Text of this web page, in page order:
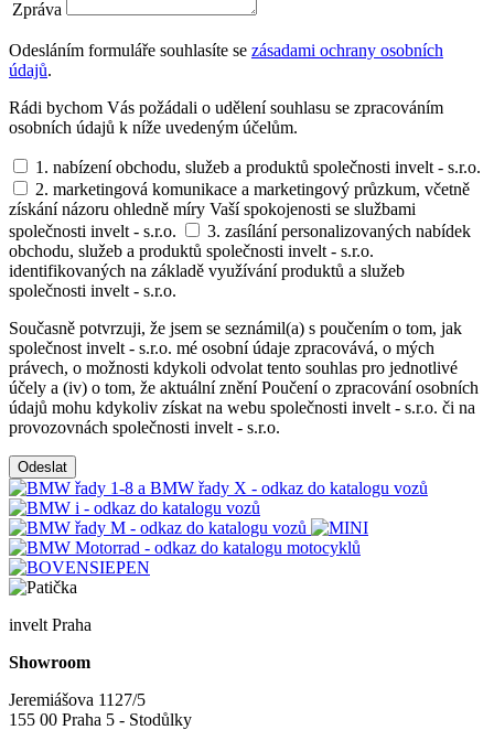
Zpráva
Odesláním formuláře souhlasíte se zásadami ochrany osobních
údajů.
Rádi bychom Vás požádali o udělení souhlasu se zpracováním
osobních údajů k níže uvedeným účelům.
1. nabízení obchodu, služeb a produktů společnosti invelt - s.r.o.
2. marketingová komunikace a marketingový průzkum, včetně
získání názoru ohledně míry Vaší spokojenosti se službami
společnosti invelt - s.r.o.
3. zasílání personalizovaných nabídek
obchodu, služeb a produktů společnosti invelt - s.r.o.
identifikovaných na základě využívání produktů a služeb
společnosti invelt - s.r.o.
Současně potvrzuji, že jsem se seznámil(a) s poučením o tom, jak
společnost invelt - s.r.o. mé osobní údaje zpracovává, o mých
právech, o možnosti kdykoli odvolat tento souhlas pro jednotlivé
účely a (iv) o tom, že aktuální znění Poučení o zpracování osobních
údajů mohu kdykoliv získat na webu společnosti invelt - s.r.o. či na
provozovnách společnosti invelt - s.r.o.
Odeslat
invelt Praha
Showroom
Jeremiášova 1127/5
155 00 Praha 5 - Stodůlky